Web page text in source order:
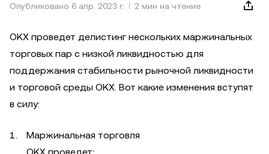
Опубликовано 6 апр. 2023 г. 2 мин на чтение
OKX проведет делистинг нескольких маржинальных
торговых пар с низкой ликвидностью для
поддержания стабильности рыночной ликвидности
и торговой среды OKX. Вот какие изменения вступят
в силу:
Маржинальная торговля